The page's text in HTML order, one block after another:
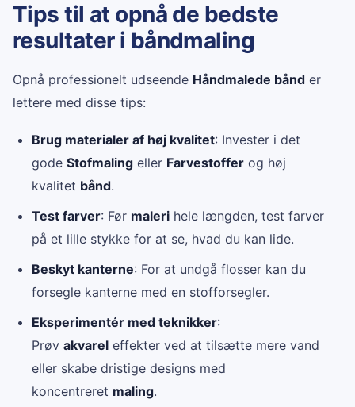
Tips til at opnå de bedste
resultater i båndmaling
Opnå professionelt udseende Håndmalede bånd er
lettere med disse tips:
Brug materialer af høj kvalitet: Invester i det
gode Stofmaling eller Farvestoffer og høj
kvalitet bånd.
Test farver: Før maleri hele længden, test farver
på et lille stykke for at se, hvad du kan lide.
Beskyt kanterne: For at undgå flosser kan du
forsegle kanterne med en stofforsegler.
Eksperimentér med teknikker:
Prøv akvarel effekter ved at tilsætte mere vand
eller skabe dristige designs med
koncentreret maling.